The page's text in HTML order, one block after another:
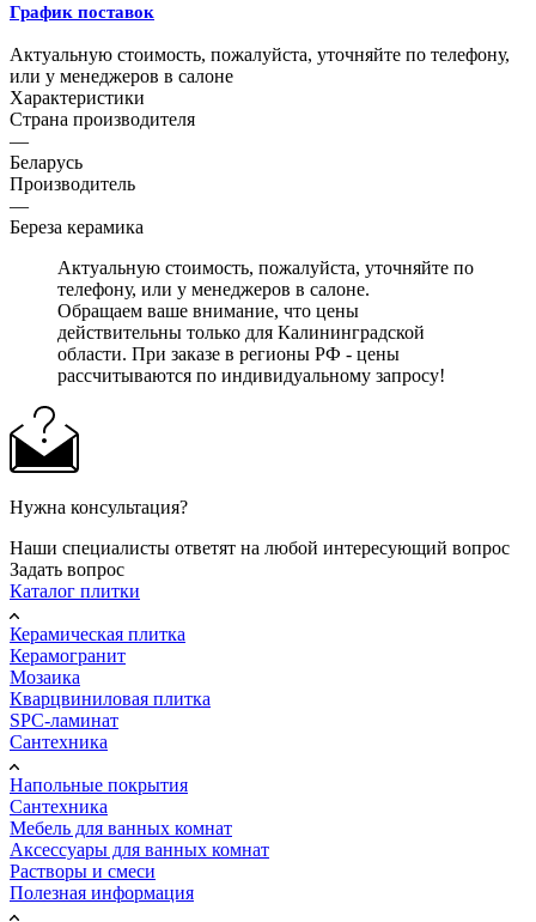
График поставок
Актуальную стоимость, пожалуйста, уточняйте по телефону,
или у менеджеров в салоне
Характеристики
Страна производителя
—
Беларусь
Производитель
—
Береза керамика
Актуальную стоимость, пожалуйста, уточняйте по
телефону, или у менеджеров в салоне.
Обращаем ваше внимание, что цены
действительны только для Калининградской
области. При заказе в регионы РФ - цены
рассчитываются по индивидуальному запросу!
Нужна консультация?
Наши специалисты ответят на любой интересующий вопрос
Задать вопрос
Каталог плитки
Керамическая плитка
Керамогранит
Мозаика
Кварцвиниловая плитка
SPC-ламинат
Сантехника
Напольные покрытия
Сантехника
Мебель для ванных комнат
Аксессуары для ванных комнат
Растворы и смеси
Полезная информация